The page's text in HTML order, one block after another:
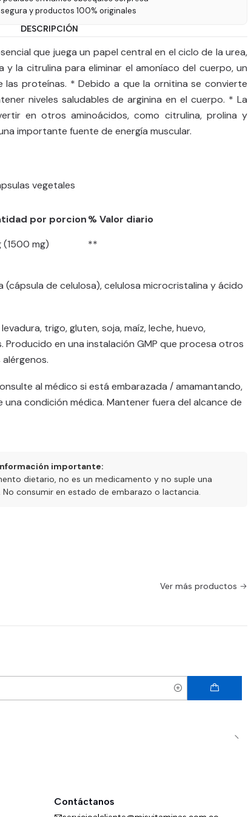
segura y productos 100% originales
DESCRIPCIÓN
que juega un papel central en el ciclo de la urea,
y la citrulina para eliminar el amoníaco del cuerpo, un
proteínas. * Debido a que la ornitina se convierte
niveles saludables de arginina en el cuerpo. * La
en otros aminoácidos, como citrulina, prolina y
importante fuente de energía muscular.
vegetales
por porcion% Valor diario
(1500 mg) **
(cápsula de celulosa), celulosa microcristalina y ácido
trigo, gluten, soja, maíz, leche, huevo,
en una instalación GMP que procesa otros
al médico si está embarazada / amamantando,
condición médica. Mantener fuera del alcance de
importante:
dietario, no es un medicamento y no suple una
consumir en estado de embarazo o lactancia.
Ver más productos
Contáctanos